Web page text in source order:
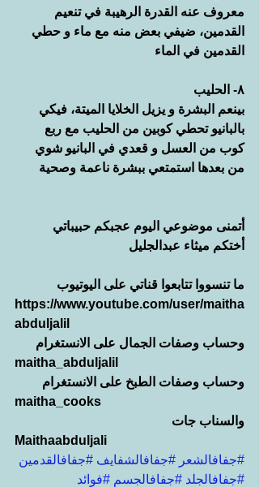
معروف عنه القدرة الرهيبة في تنعيم
القدمين، ضيفي بعض منه مع ماء و حطي
القدمين في الماء
٨- الحليب
بينعم البشرة و يزيل الخلايا الميتة، فيكي
بالبانيو تحطي كوبين من الحليب مع ربع
كوب من العسل و قعدي في البانيو شوي
من بعدها استمتعي ببشرة ناعمة وصحية
أتمنى موضوعي اليوم عجبكم حبيباتي
أختكم ميثاء عبدالجليل
ما تنسووا تتابعوا قناتي على اليوتيوب
https://www.youtube.com/user/maitha
abduljalil
وحساب وصفات الجمال على الانستغرام
maitha_abduljalil
وحساب وصفات الطبخ على الانستغرام
maitha_cooks
والسناب جات
Maithaabduljali
#جفافالشعر #جفافالشفايف #جفافالقدمين
#جفافالجلد #جفافالجسم #فوائد